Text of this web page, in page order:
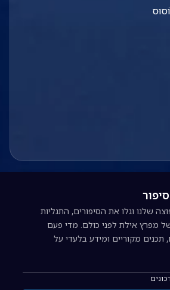
שלנו וגלו את הסיפורים, התגליות
מפרץ אילת לפני כולם. מדי פעם
תכנים מקוריים ומידע בלעדי על
לניוזלטר